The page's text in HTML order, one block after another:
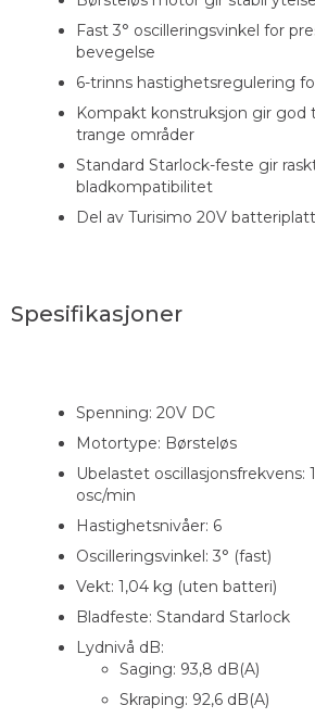
Fast 3° oscilleringsvinkel for
bevegelse
6-trinns hastighetsregulering
Kompakt konstruksjon gir god
trange områder
Standard Starlock-feste gir
bladkompatibilitet
Del av Turisimo 20V
Spesifikasjoner
Spenning: 20V DC
Motortype: Børsteløs
Ubelastet oscillasjonsfrekvens:
osc/min
Hastighetsnivåer: 6
Oscilleringsvinkel: 3° (fast)
Vekt: 1,04 kg (uten batteri)
Bladfeste: Standard Starlock
Lydnivå dB:
Saging: 93,8 dB(A)
Skraping: 92,6 dB(A)